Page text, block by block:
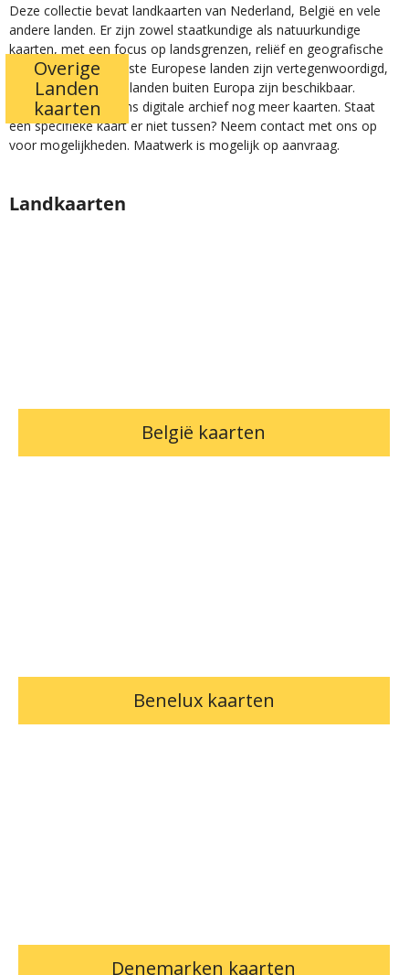
Deze collectie bevat landkaarten van Nederland, België en vele
andere landen. Er zijn zowel staatkundige als natuurkundige
kaarten, met een focus op landsgrenzen, reliëf en geografische
kenmerken. De meeste Europese landen zijn vertegenwoordigd,
maar ook sommige landen buiten Europa zijn beschikbaar.
Daarnaast omvat ons digitale archief nog meer kaarten. Staat
een specifieke kaart er niet tussen? Neem contact met ons op
voor mogelijkheden. Maatwerk is mogelijk op aanvraag.
Landkaarten
België kaarten
Benelux kaarten
Denemarken kaarten
Overige
Landen
kaarten